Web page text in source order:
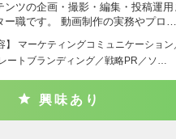
ンツの企画・撮影・編集・投稿運
ー職です。 動画制作の実務やプロ…
】 マーケティングコミュニケーショ
ートブランディング／戦略PR／ソ…
興味あり